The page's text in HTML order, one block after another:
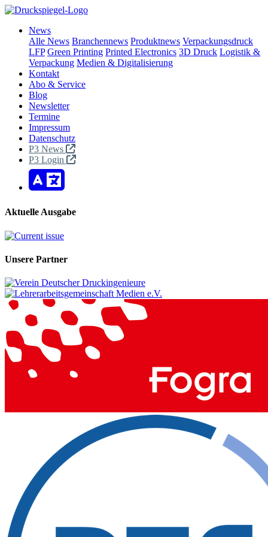
News
Alle News Branchennews Produktnews Verpackungsdruck
LFP Green Printing Printed Electronics 3D Druck Logistik &
Verpackung Medien & Digitalisierung
Kontakt
Abo & Service
Blog
Newsletter
Termine
Impressum
Datenschutz
P3 News
P3 Login
Aktuelle Ausgabe
Unsere Partner